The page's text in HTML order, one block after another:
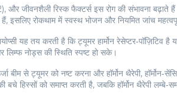
और जीवनशैली रिस्क फैक्टर्स इस रोग की संभावना बढ़ाते
इसलिए रोकथाम में स्वस्थ भोजन और नियमित जांच
यह तय करती है कि ट्यूमर हार्मोन रेसेप्टर‑पॉज़िटिव है
नोड्स की स्थिति स्पष्ट हो सके।
बीम से ट्यूमर को नष्ट करना और हॉर्मोन थैरेपी,
हिस्सों को समाप्त करती है, जबकि हॉर्मोन थैरेपी